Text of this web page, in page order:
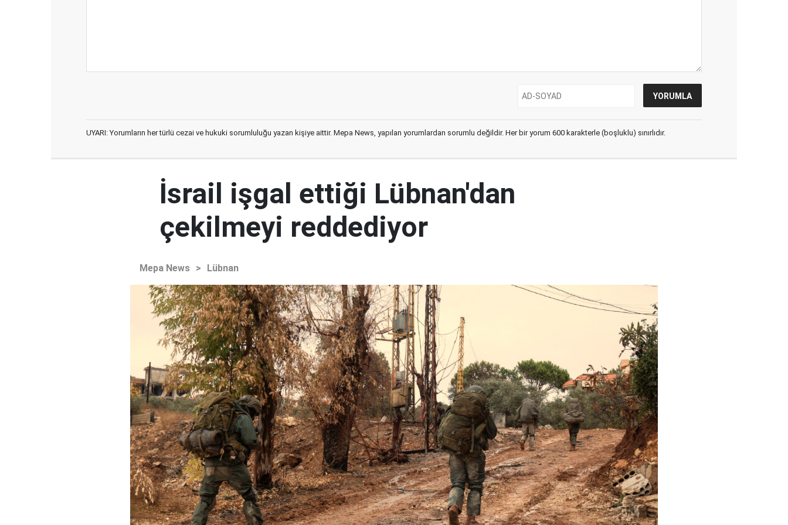
UYARI: Yorumların her türlü cezai ve hukuki sorumluluğu yazan kişiye aittir. Mepa News, yapılan yorumlardan sorumlu değildir. Her bir yorum 600 karakterle (boşluklu) sınırlıdır.
İsrail işgal ettiği Lübnan'dan
çekilmeyi reddediyor
Mepa News > Lübnan